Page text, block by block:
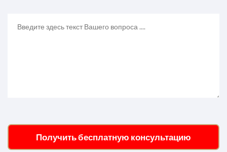
Получить бесплатную консультацию